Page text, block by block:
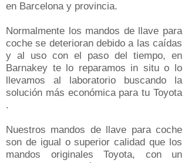
en Barcelona y provincia.
Normalmente los mandos de llave para
coche se deterioran debido a las caídas
y al uso con el paso del tiempo, en
Barnakey te lo reparamos in situ o lo
llevamos al laboratorio buscando la
solución más económica para tu Toyota
.
Nuestros mandos de llave para coche
son de igual o superior calidad que los
mandos originales Toyota, con un